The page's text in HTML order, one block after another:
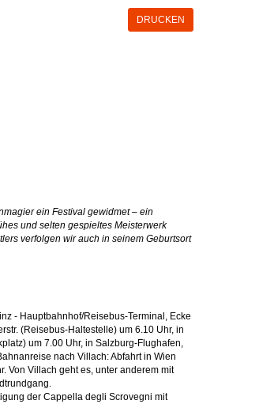
DRUCKEN
ein Festival gewidmet – ein
und selten gespieltes Meisterwerk
verfolgen wir auch in seinem Geburtsort
- Hauptbahnhof/Reisebus-Terminal, Ecke
(Reisebus-Haltestelle) um 6.10 Uhr, in
um 7.00 Uhr, in Salzburg-Flughafen,
nach Villach: Abfahrt in Wien
Von Villach geht es, unter anderem mit
der Cappella degli Scrovegni mit